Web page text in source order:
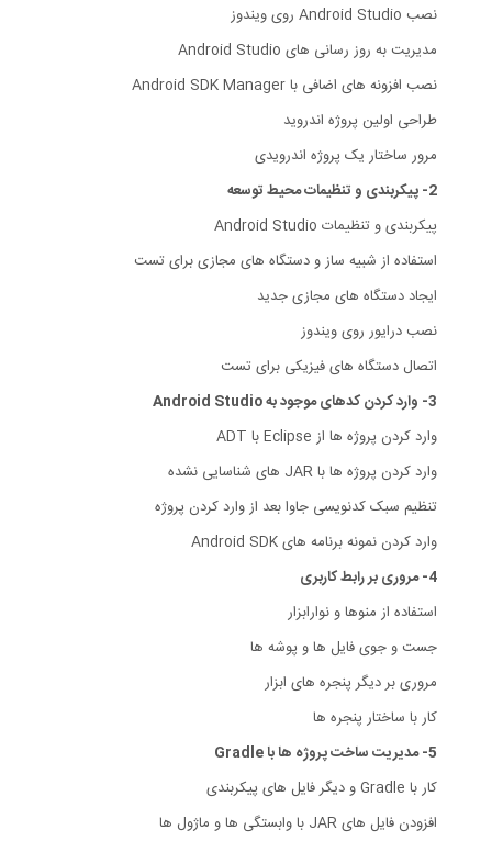
نصب Android Studio روی ویندوز
مدیریت به روز رسانی های Android Studio
نصب افزونه های اضافی با Android SDK Manager
طراحی اولین پروژه اندروید
مرور ساختار یک پروژه اندرویدی
2- پیکربندی و تنظیمات محیط توسعه
پیکربندی و تنظیمات Android Studio
استفاده از شبیه ساز و دستگاه های مجازی برای تست
ایجاد دستگاه های مجازی جدید
نصب درایور روی ویندوز
اتصال دستگاه های فیزیکی برای تست
3- وارد کردن کدهای موجود به Android Studio
وارد کردن پروژه ها از Eclipse با ADT
وارد کردن پروژه ها با JAR های شناسایی نشده
تنظیم سبک کدنویسی جاوا بعد از وارد کردن پروژه
وارد کردن نمونه برنامه های Android SDK
4- مروری بر رابط کاربری
استفاده از منوها و نوارابزار
جست و جوی فایل ها و پوشه ها
مروری بر دیگر پنجره های ابزار
کار با ساختار پنجره ها
5- مدیریت ساخت پروژه ها با Gradle
کار با Gradle و دیگر فایل های پیکربندی
افزودن فایل های JAR با وابستگی ها و ماژول ها